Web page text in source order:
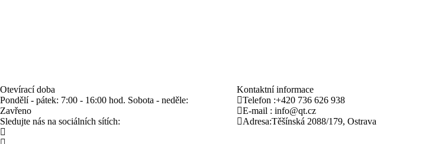
Otevírací doba
Pondělí - pátek: 7:00 - 16:00 hod. Sobota - neděle:
Zavřeno
Sledujte nás na sociálních sítích:
Kontaktní informace
Telefon :+420 736 626 938
E-mail : info@qt.cz
Adresa:Těšínská 2088/179, Ostrava